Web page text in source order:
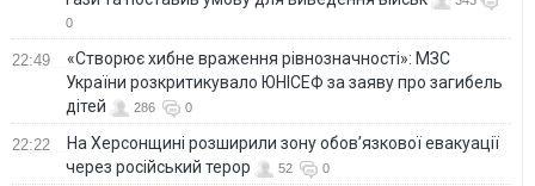
0
22:49
«Створює хибне враження рівнозначності»: МЗС
України розкритикувало ЮНІСЕФ за заяву про загибель
дітей
286 0
22:22
На Херсонщині розширили зону обов’язкової евакуації
через російський терор
52 0